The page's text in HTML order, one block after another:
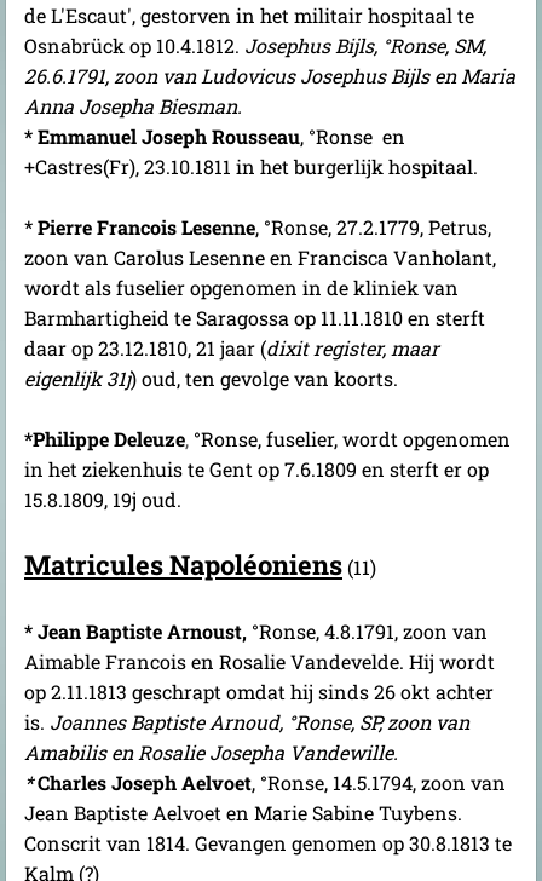
de L'Escaut', gestorven in het militair hospitaal te
Osnabrück op 10.4.1812. Josephus Bijls, °Ronse, SM,
26.6.1791, zoon van Ludovicus Josephus Bijls en Maria
Anna Josepha Biesman.
* Emmanuel Joseph Rousseau, °Ronse en
+Castres(Fr), 23.10.1811 in het burgerlijk hospitaal.
*Pierre Francois Lesenne, °Ronse, 27.2.1779, Petrus,
zoon van Carolus Lesenne en Francisca Vanholant,
wordt als fuselier opgenomen in de kliniek van
Barmhartigheid te Saragossa op 11.11.1810 en sterft
daar op 23.12.1810, 21 jaar (dixit register, maar
eigenlijk 31j) oud, ten gevolge van koorts.
*Philippe Deleuze, °Ronse, fuselier, wordt opgenomen
in het ziekenhuis te Gent op 7.6.1809 en sterft er op
15.8.1809, 19j oud.
Matricules Napoléoniens(11)
* Jean Baptiste Arnoust, °Ronse, 4.8.1791, zoon van
Aimable Francois en Rosalie Vandevelde. Hij wordt
op 2.11.1813 geschrapt omdat hij sinds 26 okt achter
is. Joannes Baptiste Arnoud, °Ronse, SP, zoon van
Amabilis en Rosalie Josepha Vandewille.
*Charles Joseph Aelvoet, °Ronse, 14.5.1794, zoon van
Jean Baptiste Aelvoet en Marie Sabine Tuybens.
Conscrit van 1814. Gevangen genomen op 30.8.1813 te
Kalm (?)